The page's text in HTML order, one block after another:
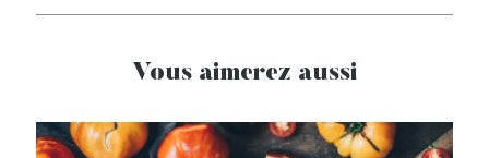
Vous aimerez aussi